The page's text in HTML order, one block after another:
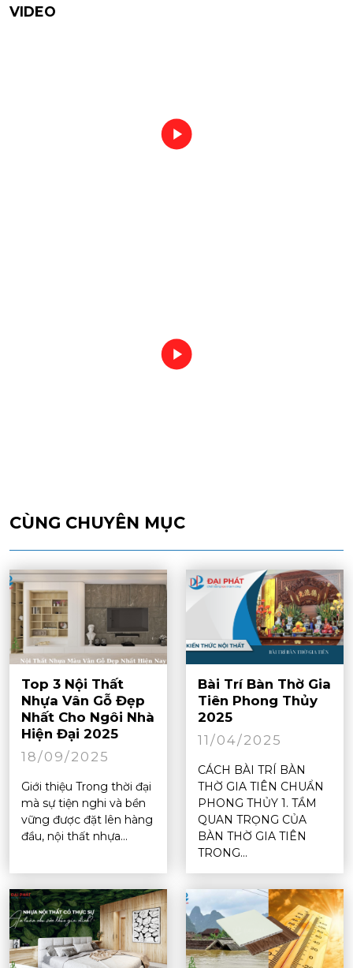
VIDEO
CÙNG CHUYÊN MỤC
Top 3 Nội Thất
Nhựa Vân Gỗ Đẹp
Nhất Cho Ngôi Nhà
Hiện Đại 2025
18/09/2025
Giới thiệu Trong thời đại
mà sự tiện nghi và bền
vững được đặt lên hàng
đầu, nội thất nhựa...
Bài Trí Bàn Thờ Gia
Tiên Phong Thủy
2025
11/04/2025
CÁCH BÀI TRÍ BÀN
THỜ GIA TIÊN CHUẨN
PHONG THỦY 1. TẦM
QUAN TRỌNG CỦA
BÀN THỜ GIA TIÊN
TRONG...